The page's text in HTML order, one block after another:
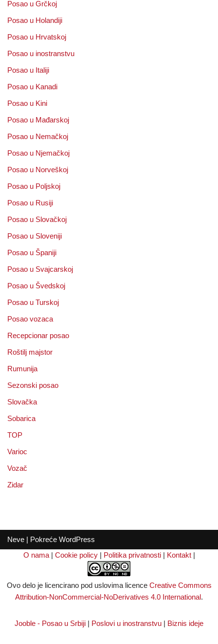
Posao u Grčkoj
Posao u Holandiji
Posao u Hrvatskoj
Posao u inostranstvu
Posao u Italiji
Posao u Kanadi
Posao u Kini
Posao u Mađarskoj
Posao u Nemačkoj
Posao u Njemačkoj
Posao u Norveškoj
Posao u Poljskoj
Posao u Rusiji
Posao u Slovačkoj
Posao u Sloveniji
Posao u Španiji
Posao u Svajcarskoj
Posao u Švedskoj
Posao u Turskoj
Posao vozaca
Recepcionar posao
Roštilj majstor
Rumunija
Sezonski posao
Slovačka
Sobarica
TOP
Varioc
Vozač
Zidar
Neve | Pokreće WordPress
O nama | Cookie policy | Politika privatnosti | Kontakt |
Ovo delo je licencirano pod uslovima licence Creative Commons
Attribution-NonCommercial-NoDerivatives 4.0 International.
Jooble - Posao u Srbiji | Poslovi u inostranstvu | Biznis ideje